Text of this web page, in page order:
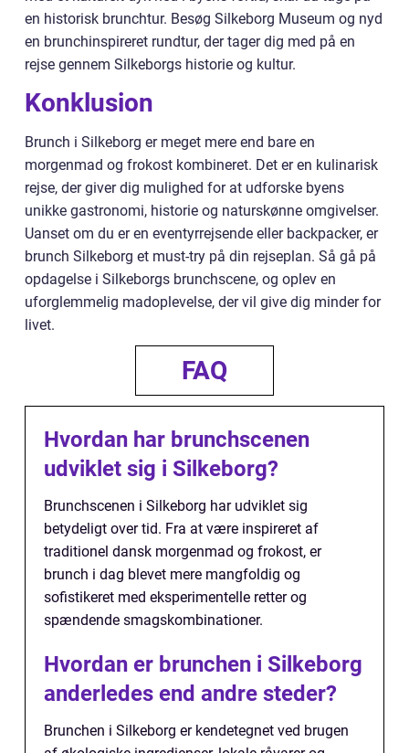
en historisk brunchtur. Besøg Silkeborg Museum og nyd
en brunchinspireret rundtur, der tager dig med på en
rejse gennem Silkeborgs historie og kultur.
Konklusion
Brunch i Silkeborg er meget mere end bare en
morgenmad og frokost kombineret. Det er en kulinarisk
rejse, der giver dig mulighed for at udforske byens
unikke gastronomi, historie og naturskønne omgivelser.
Uanset om du er en eventyrrejsende eller backpacker, er
brunch Silkeborg et must-try på din rejseplan. Så gå på
opdagelse i Silkeborgs brunchscene, og oplev en
uforglemmelig madoplevelse, der vil give dig minder for
livet.
FAQ
Hvordan har brunchscenen
udviklet sig i Silkeborg?
Brunchscenen i Silkeborg har udviklet sig
betydeligt over tid. Fra at være inspireret af
traditionel dansk morgenmad og frokost, er
brunch i dag blevet mere mangfoldig og
sofistikeret med eksperimentelle retter og
spændende smagskombinationer.
Hvordan er brunchen i Silkeborg
anderledes end andre steder?
Brunchen i Silkeborg er kendetegnet ved brugen